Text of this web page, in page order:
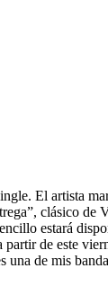
El artista
clásico de
estará
de este
de mis